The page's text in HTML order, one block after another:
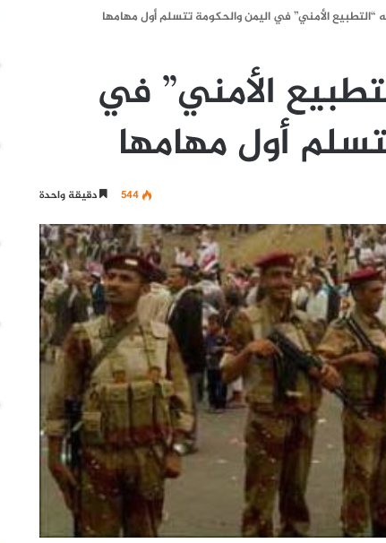
“التطبيع الأمني” في اليمن والحكومة تتسلم أول مهامها
الأمني” في
أول مهامها
544 دقيقة واحدة